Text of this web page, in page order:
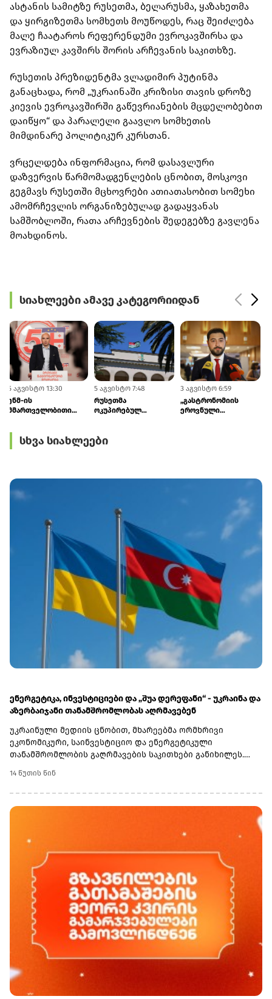
ასტანის სამიტზე რუსეთმა, ბელარუსმა, ყაზახეთმა
და ყირგიზეთმა სომხეთს მოუწოდეს, რაც შეიძლება
მალე ჩაატაროს რეფერენდუმი ევროკავშირსა და
ევრაზიულ კავშირს შორის არჩევანის საკითხზე.
რუსეთის პრეზიდენტმა ვლადიმირ პუტინმა
განაცხადა, რომ „უკრაინაში კრიზისი თავის დროზე
კიევის ევროკავშირში გაწევრიანების მცდელობებით
დაიწყო“ და პარალელი გაავლო სომხეთის
მიმდინარე პოლიტიკურ კურსთან.
ვრცელდება ინფორმაცია, რომ დასავლური
დაზვერვის წარმომადგენლების ცნობით, მოსკოვი
გეგმავს რუსეთში მცხოვრები ათიათასობით სომეხი
ამომრჩევლის ორგანიზებულად გადაყვანას
სამშობლოში, რათა არჩევნების შედეგებზე გავლენა
მოახდინოს.
სიახლეები ამავე კატეგორიიდან
5 აგვისტო 13:30
ენმ-ის
მმართველობითი
ირაკლი
ფავლენიშვილი
5 აგვისტო 7:48
რუსეთმა
ოკუპირებულ
განვითარების
3 აგვისტო 6:59
„გასტრონომიის
ეროვნული
სხვა სიახლეები
ენერგეტიკა, ინვესტიციები და „შუა დერეფანი“ - უკრაინა და
აზერბაიჯანი თანამშრომლობას აღრმავებენ
უკრაინული მედიის ცნობით, მხარეებმა ორმხრივი
ეკონომიკური, საინვესტიციო და ენერგეტიკული
თანამშრომლობის გაღრმავების საკითხები განიხილეს.
გასვლა, თუ სავაჭრო ბრუნვაზე ვისაუბრებთ. ახლა
დაახლოებით $600 მლნ-ის ნიშნულს მივაღწიეთ. უკრაინულ
მხარეს აზერბაიჯანელი პარტნიორებისთვის აქვს
აღნიშნა სიბიგამ.მინისტრის თქმით, აზერბაიჯანის როლი
ენერგეტიკული უსაფრთხოების კუთხით სტრატეგიულია არა
მხოლოდ უკრაინისთვის, არამედ მთელი ევროპისთვის.
ეკონომიკური კავშირების გაძლიერების მიზნით, მხარეები
შეთანხმდნენ, რომ იმუშაონ უკრაინა-აზერბაიჯანის
ორმხრივი მთავრობათაშორისი კომისიის მორიგი
სხდომის ჩატარებაზე.შეხვედრაზე განსაკუთრებული
ყურადღება დაეთმო სატრანსპორტო-ლოგისტიკურ
მარშრუტებსაც. სიბიგამ ხაზი გაუსვა „შუა დერეფნის“
(Middle Corridor) მნიშვნელობას, რომელიც ჩინეთს,
ცენტრალურ აზიას, კასპიის ზღვას, აზერბაიჯანს,
საქართველოსა და თურქეთს ევროპასთან აკავშირებს.
14 წუთის წინ